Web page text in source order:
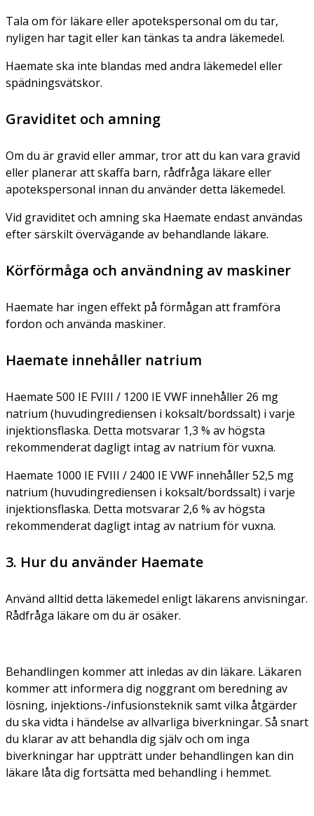
Tala om för läkare eller apotekspersonal om du tar,
nyligen har tagit eller kan tänkas ta andra läkemedel.
Haemate ska inte blandas med andra läkemedel eller
spädningsvätskor.
Graviditet och amning
Om du är gravid eller ammar, tror att du kan vara gravid
eller planerar att skaffa barn, rådfråga läkare eller
apotekspersonal innan du använder detta läkemedel.
Vid graviditet och amning ska Haemate endast användas
efter särskilt övervägande av behandlande läkare.
Körförmåga och användning av maskiner
Haemate har ingen effekt på förmågan att framföra
fordon och använda maskiner.
Haemate innehåller natrium
Haemate 500 IE FVIII / 1200 IE VWF innehåller 26 mg
natrium (huvudingrediensen i koksalt/bordssalt) i varje
injektionsflaska. Detta motsvarar 1,3 % av högsta
rekommenderat dagligt intag av natrium för vuxna.
Haemate 1000 IE FVIII / 2400 IE VWF innehåller 52,5 mg
natrium (huvudingrediensen i koksalt/bordssalt) i varje
injektionsflaska. Detta motsvarar 2,6 % av högsta
rekommenderat dagligt intag av natrium för vuxna.
3. Hur du använder Haemate
Använd alltid detta läkemedel enligt läkarens anvisningar.
Rådfråga läkare om du är osäker.
Behandlingen kommer att inledas av din läkare. Läkaren
kommer att informera dig noggrant om beredning av
lösning, injektions-/infusionsteknik samt vilka åtgärder
du ska vidta i händelse av allvarliga biverkningar. Så snart
du klarar av att behandla dig själv och om inga
biverkningar har uppträtt under behandlingen kan din
läkare låta dig fortsätta med behandling i hemmet.